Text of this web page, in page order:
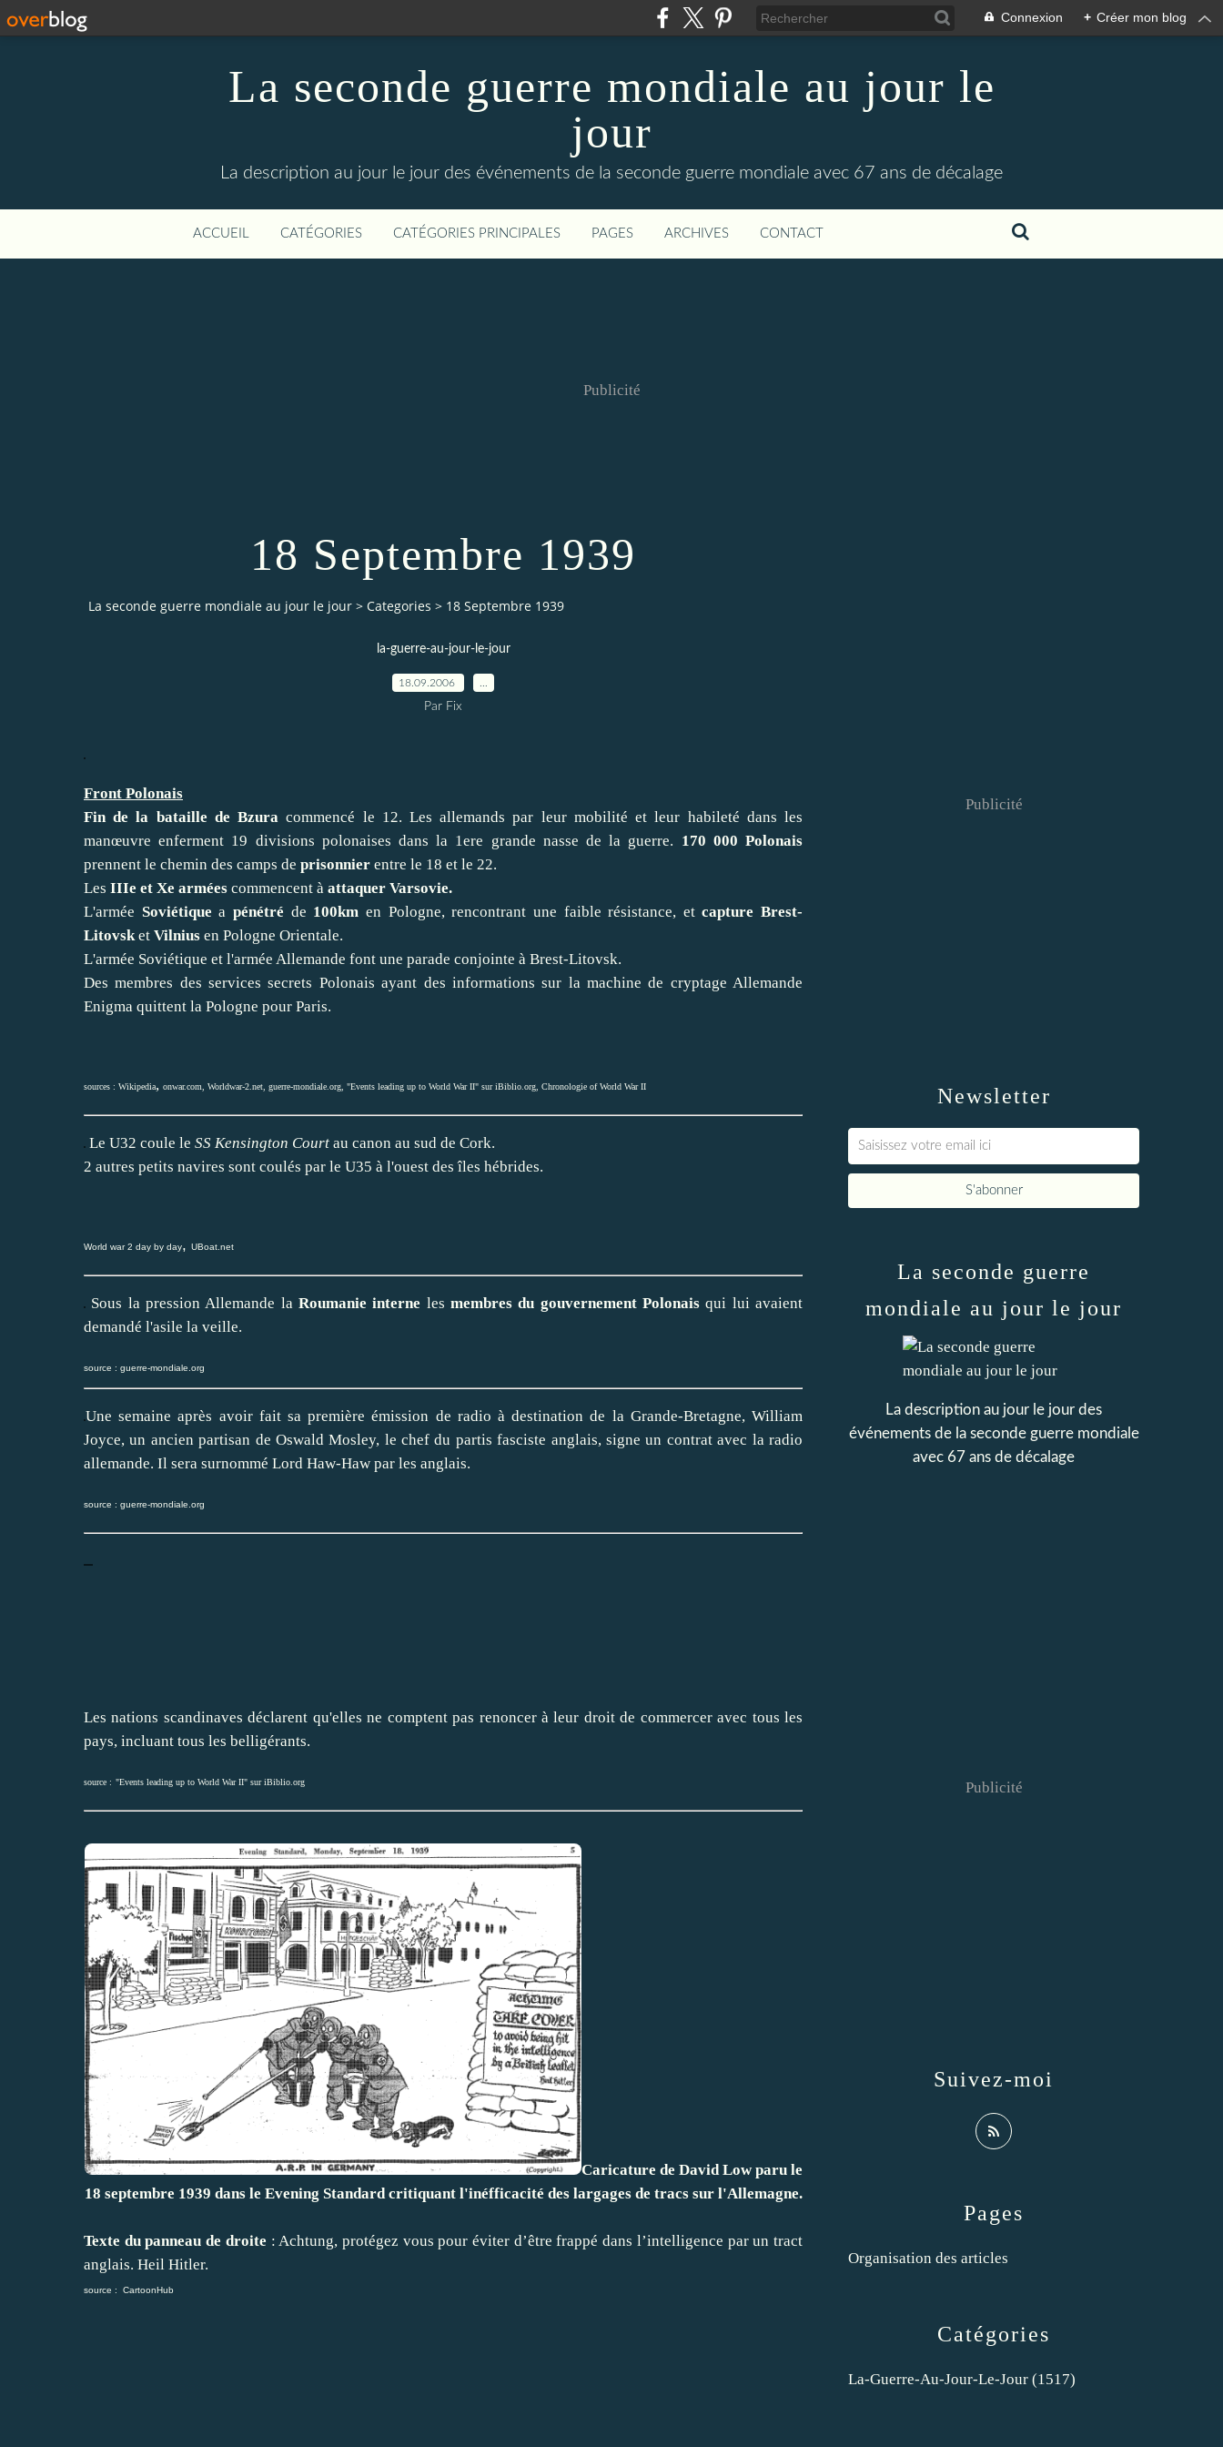
Connexion + Créer mon blog
La seconde guerre mondiale au jour le
jour
La description au jour le jour des événements de la seconde guerre mondiale avec 67 ans de décalage
ACCUEIL CATÉGORIES CATÉGORIES PRINCIPALES PAGES ARCHIVES CONTACT
Publicité
18 Septembre 1939
La seconde guerre mondiale au jour le jour > Categories > 18 Septembre 1939
la-guerre-au-jour-le-jour
18.09.2006
Par Fix
Front Polonais
Fin de la bataille de Bzuracommencé le 12. Les allemands par leur mobilité et leur habileté dans les
manœuvre enferment 19 divisions polonaises dans la 1ere grande nasse de la guerre. 170 000 Polonais
prennent le chemin des camps de prisonnier entre le 18 et le 22.
Les IIIe et Xe armées commencent à attaquer Varsovie.
L'armée Soviétiquea pénétré de 100km en Pologne, rencontrant une faible résistance, etcapture Brest-
Litovsk et Vilnius en Pologne Orientale.
L'armée Soviétique et l'armée Allemande font une parade conjointe à Brest-Litovsk.
Des membres des services secrets Polonais ayant des informations sur la machine de cryptage Allemande
Enigma quittent la Pologne pour Paris.
sources : Wikipedia, onwar.com Worldwar-2.net guerre-mondiale.org "Events leading up to World War II" sur iBiblio.org Chronologie of World War II
Le U32 coule le SS Kensington Court au canon au sud de Cork.
2 autres petits navires sont coulés par le U35 à l'ouest des îles hébrides.
World war 2 day by day, UBoat.net
Sous la pression Allemande la Roumanie interne lesmembres du gouvernement Polonaisqui lui avaient
demandé l'asile la veille.
source : guerre-mondiale.org
Une semaine après avoir fait sa première émission de radio à destination de la Grande-Bretagne, William
Joyce, un ancien partisan de Oswald Mosley, le chef du partis fasciste anglais, signe un contrat avec la radio
allemande. Il sera surnommé Lord Haw-Haw par les anglais.
source : guerre-mondiale.org
Les nations scandinaves déclarent qu'elles ne comptent pas renoncer à leur droit de commercer avec tous les
pays, incluant tous les belligérants.
source : "Events leading up to World War II" sur iBiblio.org
Caricature de David Low paru le
18 septembre 1939 dans le Evening Standard critiquant l'inéfficacité des largages de tracs sur l'Allemagne.
Texte du panneau de droite : Achtung, protégez vous pour éviter d’être frappé dans l’intelligence par un tract
anglais. Heil Hitler.
source : CartoonHub
Newsletter
Publicité
Catégories
La-Guerre-Au-Jour-Le-Jour (1517)
Pages
Organisation des articles
La seconde guerre
mondiale au jour le jour
La description au jour le jour des
événements de la seconde guerre mondiale
avec 67 ans de décalage
Suivez-moi
Publicité